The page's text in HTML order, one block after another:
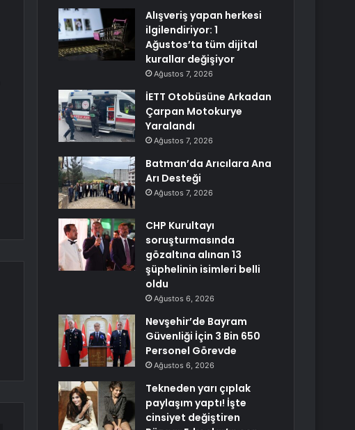
Alışveriş yapan herkesi
ilgilendiriyor: 1
Ağustos’ta tüm dijital
kurallar değişiyor
Ağustos 7, 2026
İETT Otobüsüne Arkadan
Çarpan Motokurye
Yaralandı
Ağustos 7, 2026
Batman’da Arıcılara Ana
Arı Desteği
Ağustos 7, 2026
CHP Kurultayı
soruşturmasında
gözaltına alınan 13
şüphelinin isimleri belli
oldu
Ağustos 6, 2026
Nevşehir’de Bayram
Güvenliği İçin 3 Bin 650
Personel Görevde
Ağustos 6, 2026
Tekneden yarı çıplak
paylaşım yaptı! İşte
cinsiyet değiştiren